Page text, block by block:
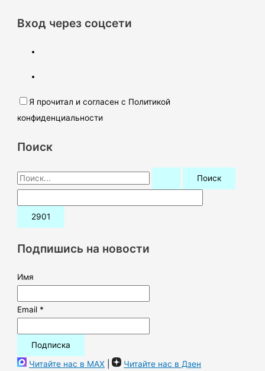
Вход через соцсети
Я прочитал и согласен с Политикой
конфиденциальности
Поиск
П
о
и
:Подпишись на новости
Имя
Email *
Читайте нас в MAX | Читайте нас в Дзен